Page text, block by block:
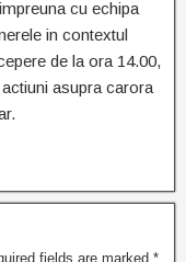
cu echipa
in contextul
de la ora 14.00,
asupra carora
fields are marked *